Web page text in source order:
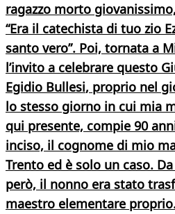
ragazzo morto
“Era il catechista di tuo zio
santo vero”. Poi, tornata a
l’invito a celebrare questo
Egidio Bullesi, proprio nel
lo stesso giorno in cui mia
qui presente, compie 90
inciso, il cognome di mio
Trento ed è solo un caso.
però, il nonno era stato
maestro elementare